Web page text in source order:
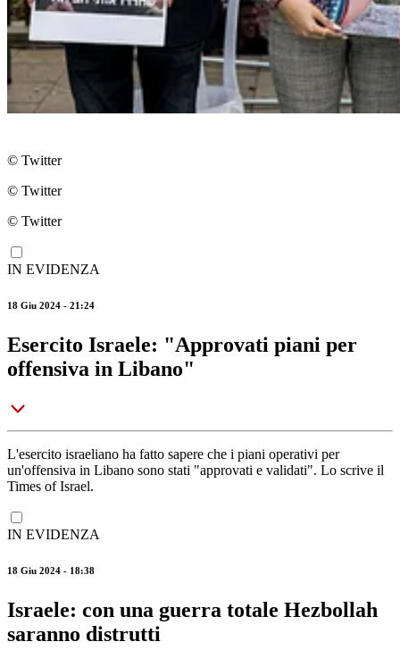
© Twitter
© Twitter
© Twitter
IN EVIDENZA
18 Giu 2024 - 21:24
Esercito Israele: "Approvati piani per
offensiva in Libano"
L'esercito israeliano ha fatto sapere che i piani operativi per
un'offensiva in Libano sono stati "approvati e validati". Lo scrive il
Times of Israel.
IN EVIDENZA
18 Giu 2024 - 18:38
Israele: con una guerra totale Hezbollah
saranno distrutti